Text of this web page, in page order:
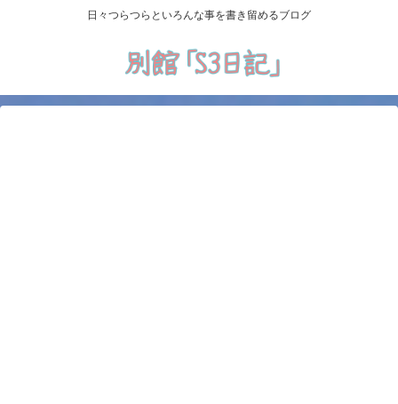
日々つらつらといろんな事を書き留めるブログ